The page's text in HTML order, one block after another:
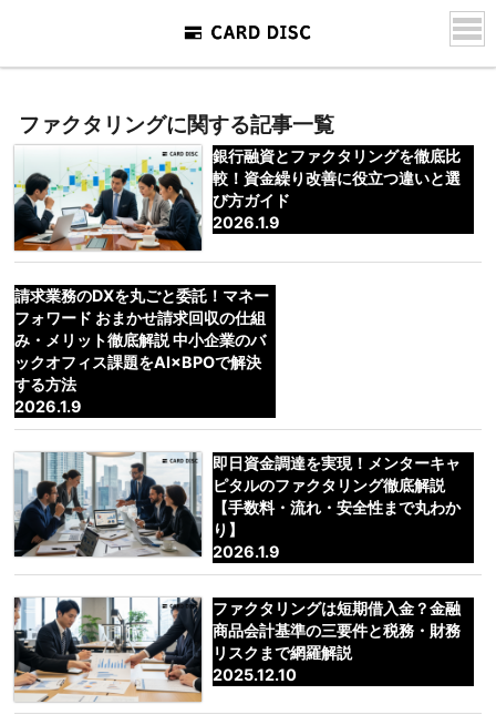
ファクタリングに関する記事一覧
銀行融資とファクタリングを徹底比
較！資金繰り改善に役立つ違いと選
び方ガイド
2026.1.9
請求業務のDXを丸ごと委託！マネー
フォワード おまかせ請求回収の仕組
み・メリット徹底解説 中小企業のバ
ックオフィス課題をAI×BPOで解決
する方法
2026.1.9
即日資金調達を実現！メンターキャ
ピタルのファクタリング徹底解説
【手数料・流れ・安全性まで丸わか
り】
2026.1.9
ファクタリングは短期借入金？金融
商品会計基準の三要件と税務・財務
リスクまで網羅解説
2025.12.10